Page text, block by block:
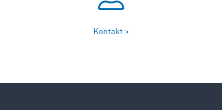
Kontakt >